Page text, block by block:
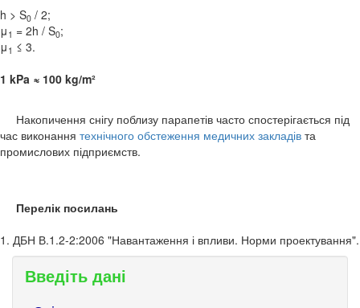
h > S0 / 2;
μ 1 = 2h / S0;
μ 1 ≤ 3.
1 kPa ≈ 100 kg/m²
Накопичення снігу поблизу парапетів часто спостерігається під
час виконання технічного обстеження медичних закладів та
промислових підприємств.
Перелік посилань
1. ДБН В.1.2-2:2006 "Навантаження і впливи. Норми проектування".
Введіть дані